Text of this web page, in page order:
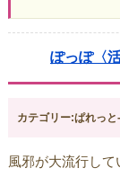
ぽっぽ〈
カテゴリー:ぱれっ
風邪が大流行して